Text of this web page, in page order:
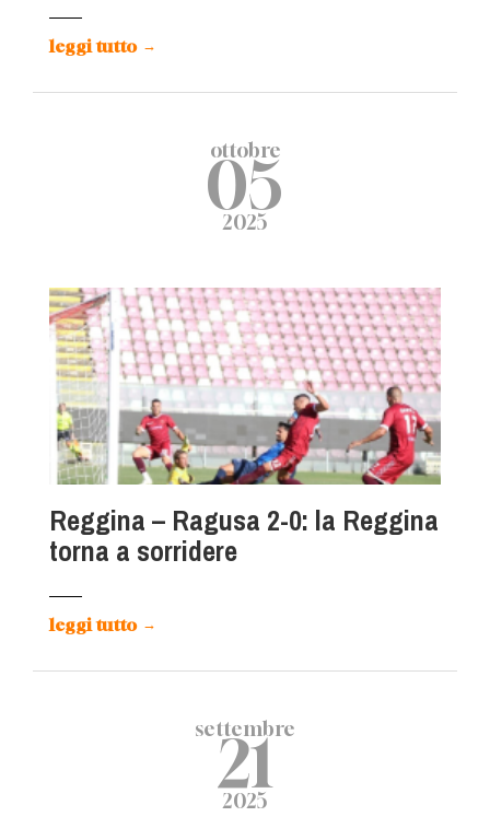
leggi tutto →
ottobre
05
2025
Reggina – Ragusa 2-0: la Reggina
torna a sorridere
leggi tutto →
settembre
21
2025